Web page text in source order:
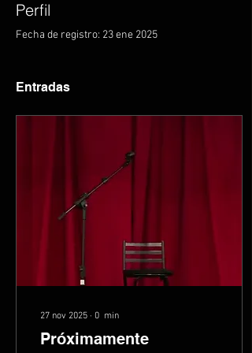
Perfil
Fecha de registro: 23 ene 2025
Entradas
27 nov 2025 ∙ 0 min
Próximamente